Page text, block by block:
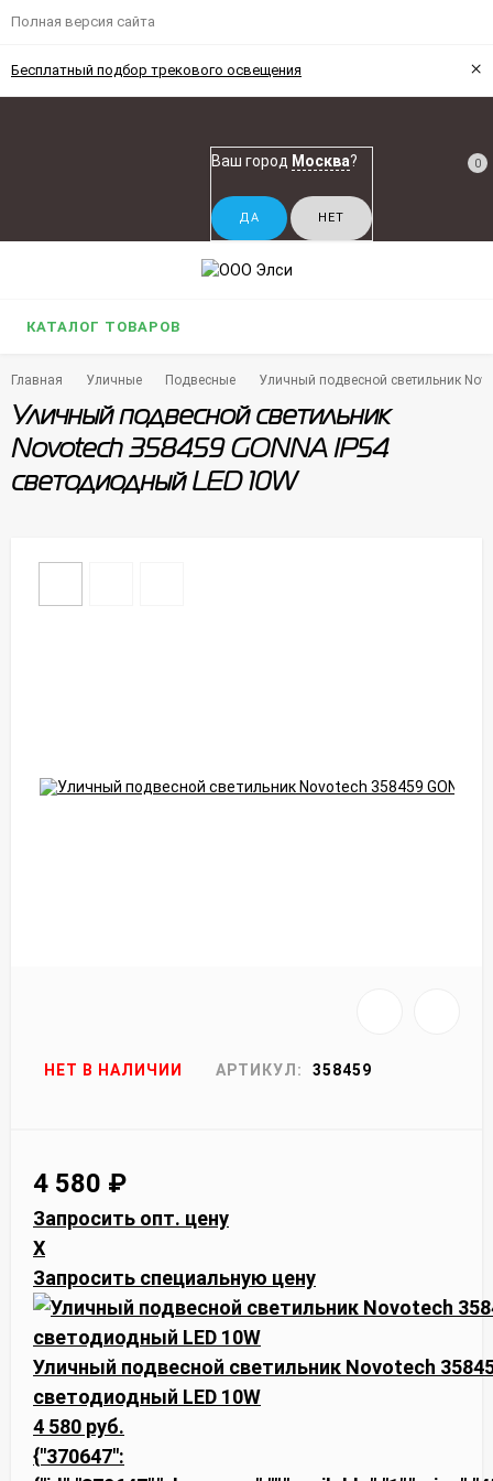
Полная версия сайта
Бесплатный подбор трекового освещения ×
Ваш город Москва? 0
КАТАЛОГ ТОВАРОВ
Главная Уличные Подвесные Уличный подвесной светильник
Уличный подвесной светильник
Novotech 358459 GONNA IP54
светодиодный LED 10W
НЕТ В НАЛИЧИИ АРТИКУЛ: 358459
4 580 ₽
Запросить опт. цену
X
Запросить специальную цену
Уличный подвесной светильник Novotech
светодиодный LED 10W
4 580 руб.
{"370647":